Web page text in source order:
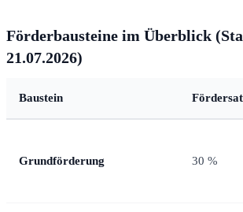
Förderbausteine im Überblick
21.07.2026)
Baustein
Grundförderung 30 %